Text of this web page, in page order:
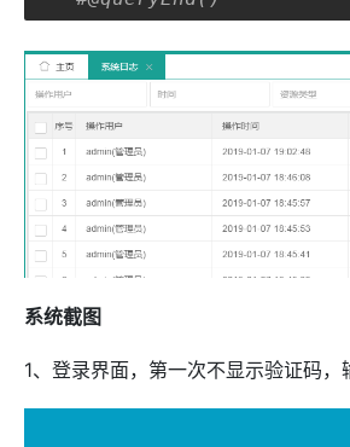
系统截图
1、登录界面，第一次不显示验证码